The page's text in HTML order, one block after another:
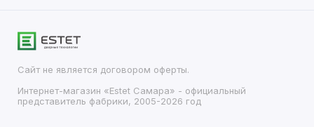
Сайт не является договором оферты.
Интернет-магазин «Estet Самара» - официальный
представитель фабрики, 2005-2026 год